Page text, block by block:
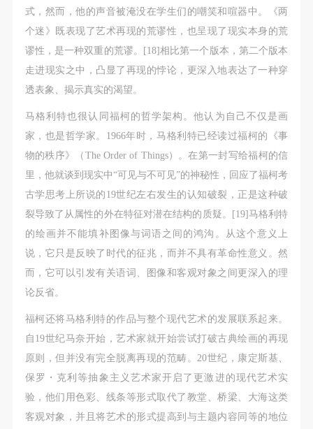
式，然而，他的声音被淹没在学生们的嘲笑和喧器中。《两
个迷》既表现了艺术再现的荒谬性，也呈现了现实本身的荒
谬性，是一种双重的荒谬。[18]相比第一个版本，第二个版本
走进现实之中，凸显了再现的悖论，更深入地表达了一种穿
透表象、揭示真实的渴望。
马格利特也很认同福柯的哲学架构。他认为自己不仅是画
家，也是哲学家。1966年时，马格利特已经读过福柯的《事
物的秩序》（The Order of Things）。在第一封写给福柯的信
里，他就谈到现实中“可见与不可见”的神秘性，回应了福柯考
古学思考上所说的19世纪左右发生的认知破裂，正是这种破
裂导致了从属性的外在特征对潜在结构的质疑。[19]马格利特
的绘画并不能填补图像与词语之间的鸿沟。从这个意义上
说，它只是反映了时代的征兆，而并不具有革命性意义。然
而，它可以引发有关语词、图像和客观对象之间更深入的理
论反省。
福柯还将马格利特的作品与整个现代艺术的发展联系起来。
自19世纪马奈开始，艺术家就开始尝试打破古典绘画的再现
原则，但并没有完全脱离再现的范畴。20世纪，康定斯基、
保罗・克利等抽象主义艺术家开启了更激进的现代艺术实
验，他们用色彩、线条等形式取代了教堂、桥梁、大海这类
客观对象，并且将艺术的形式提高到与主题内容同等的地位
验证码
登录